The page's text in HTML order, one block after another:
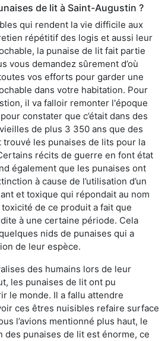
de lit à Saint-Augustin ?
qui rendent la vie difficile aux
répétitif des logis et aussi leur
la punaise de lit fait partie
vous demandez sûrement d’où
vos efforts pour garder une
dans votre habitation. Pour
il va falloir remonter l'époque
constater que c’était dans des
de plus 3 350 ans que des
trouvé les punaises de lits pour la
récits de guerre en font état
également que les punaises ont
à cause de l’utilisation d’un
et toxique qui répondait au nom
de ce produit a fait que
à une certaine période. Cela
nids de punaises qui a
de leur espèce.
des humains lors de leur
les punaises de lit ont pu
le monde. Il a fallu attendre
ces êtres nuisibles refaire surface
l’avions mentionné plus haut, le
des punaises de lit est énorme, ce